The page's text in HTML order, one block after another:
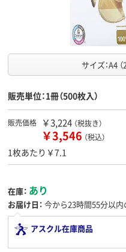
サイズ：A4
販売単位：1冊（500枚入）
販売価格 ￥3,224 （税抜き）
￥3,546 （税込）
1枚あたり￥7.1
在庫： あり
お届け日： 今から23時間55分以内
アスクル在庫商品